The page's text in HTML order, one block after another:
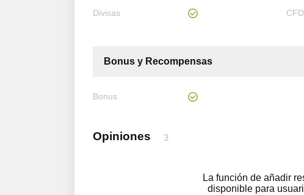
Divisas
CFD
Bonus y Recompensas
Bonus
Opiniones 3
La función de añadir
disponible para